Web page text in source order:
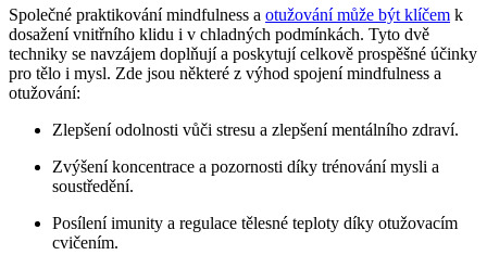
Společné praktikování mindfulness a otužování může být klíčem k
dosažení vnitřního klidu i v chladných podmínkách. Tyto dvě
techniky se navzájem doplňují a poskytují celkově prospěšné účinky
pro tělo i mysl. Zde jsou některé z výhod spojení mindfulness a
otužování:
Zlepšení odolnosti vůči stresu a zlepšení mentálního zdraví.
Zvýšení koncentrace a pozornosti díky trénování mysli a
soustředění.
Posílení imunity a regulace tělesné teploty díky otužovacím
cvičením.